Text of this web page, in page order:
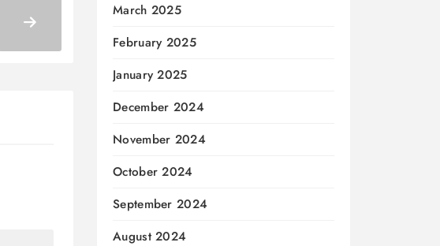
March 2025
February 2025
January 2025
December 2024
November 2024
October 2024
September 2024
August 2024